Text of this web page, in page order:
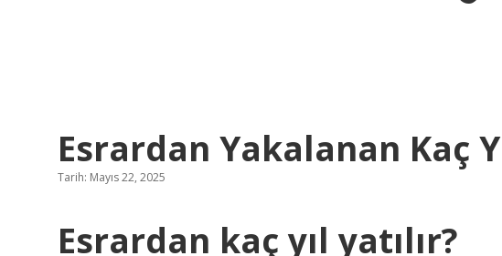
Esrardan Yakalanan Kaç
Tarih: Mayıs 22, 2025
Esrardan kaç yıl yatılır?